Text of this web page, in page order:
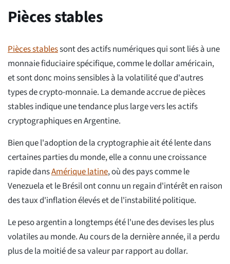
Pièces stables
Pièces stablessont des actifs numériques qui sont liés à une
monnaie fiduciaire spécifique, comme le dollar américain,
et sont donc moins sensibles à la volatilité que d'autres
types de crypto-monnaie. La demande accrue de pièces
stables indique une tendance plus large vers les actifs
cryptographiques en Argentine.
Bien que l'adoption de la cryptographie ait été lente dans
certaines parties du monde, elle a connu une croissance
rapide dansAmérique latine, où des pays comme le
Venezuela et le Brésil ont connu un regain d'intérêt en raison
des taux d'inflation élevés et de l'instabilité politique.
Le peso argentin a longtemps été l'une des devises les plus
volatiles au monde. Au cours de la dernière année, il a perdu
plus de la moitié de sa valeur par rapport au dollar.